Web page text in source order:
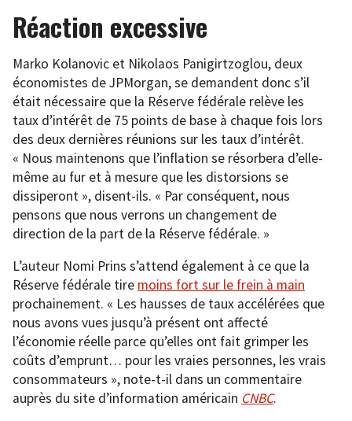
Réaction excessive
Marko Kolanovic et Nikolaos Panigirtzoglou, deux
économistes de JPMorgan, se demandent donc s’il
était nécessaire que la Réserve fédérale relève les
taux d’intérêt de 75 points de base à chaque fois lors
des deux dernières réunions sur les taux d’intérêt.
« Nous maintenons que l’inflation se résorbera d’elle-
même au fur et à mesure que les distorsions se
dissiperont », disent-ils. « Par conséquent, nous
pensons que nous verrons un changement de
direction de la part de la Réserve fédérale. »
L’auteur Nomi Prins s’attend également à ce que la
Réserve fédérale tire moins fort sur le frein à main
prochainement. « Les hausses de taux accélérées que
nous avons vues jusqu’à présent ont affecté
l’économie réelle parce qu’elles ont fait grimper les
coûts d’emprunt… pour les vraies personnes, les vrais
consommateurs », note-t-il dans un commentaire
auprès du site d’information américain CNBC.